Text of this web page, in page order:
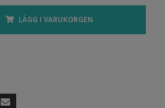
LÄGG I VARUKORGEN